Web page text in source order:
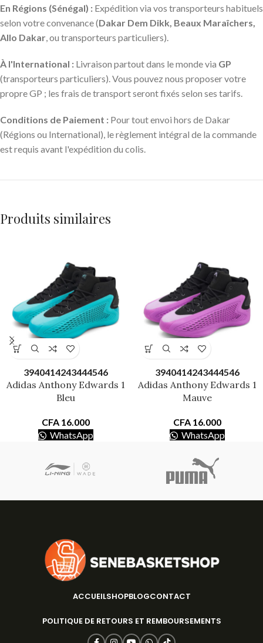
En Régions (Sénégal) : Expédition via vos transporteurs habituels
selon votre convenance (Dakar Dem Dikk, Beaux Maraîchers,
Allo Dakar, ou transporteurs particuliers).
À l'International : Livraison partout dans le monde via GP
(transporteurs particuliers). Vous pouvez nous proposer votre
propre GP ; les frais de transport seront fixés selon ses tarifs.
Conditions de Paiement : Pour tout envoi hors de Dakar
(Régions ou International), le règlement intégral de la commande
est requis avant l'expédition du colis.
Produits similaires
3940414243444546
Adidas Anthony Edwards 1
Bleu
CFA 16.000
WhatsApp
3940414243444546
Adidas Anthony Edwards 1
Mauve
CFA 16.000
WhatsApp
ACCUEILSHOPBLOGCONTACT
POLITIQUE DE RETOURS ET REMBOURSEMENTS